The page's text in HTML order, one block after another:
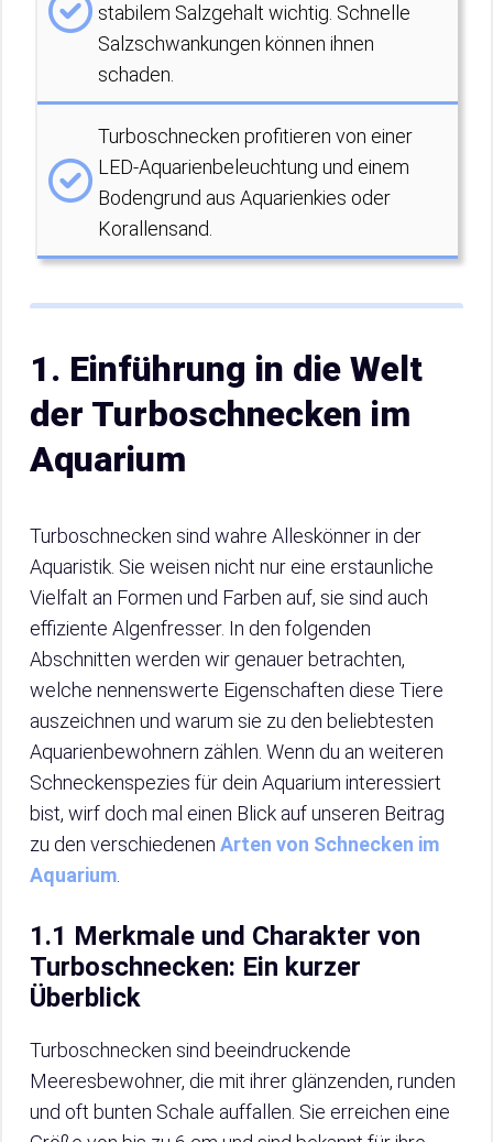
stabilem Salzgehalt wichtig. Schnelle
Salzschwankungen können ihnen
schaden.
Turboschnecken profitieren von einer
LED-Aquarienbeleuchtung und einem
Bodengrund aus Aquarienkies oder
Korallensand.
1. Einführung in die Welt
der Turboschnecken im
Aquarium
Turboschnecken sind wahre Alleskönner in der
Aquaristik. Sie weisen nicht nur eine erstaunliche
Vielfalt an Formen und Farben auf, sie sind auch
effiziente Algenfresser. In den folgenden
Abschnitten werden wir genauer betrachten,
welche nennenswerte Eigenschaften diese Tiere
auszeichnen und warum sie zu den beliebtesten
Aquarienbewohnern zählen. Wenn du an weiteren
Schneckenspezies für dein Aquarium interessiert
bist, wirf doch mal einen Blick auf unseren Beitrag
zu den verschiedenen Arten von Schnecken im
Aquarium
1.1 Merkmale und Charakter von
Turboschnecken: Ein kurzer
Überblick
Turboschnecken sind beeindruckende
Meeresbewohner, die mit ihrer glänzenden, runden
und oft bunten Schale auffallen. Sie erreichen eine